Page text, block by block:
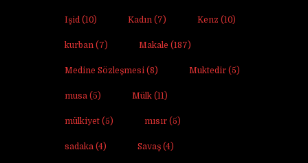
Işid (10) Kadın (7) Kenz (10)
kurban (7) Makale (187)
Medine Sözleşmesi (8) Muktedir (5)
musa (5) Mülk (11)
mülkiyet (5) mısır (5)
sadaka (4) Savaş (4)